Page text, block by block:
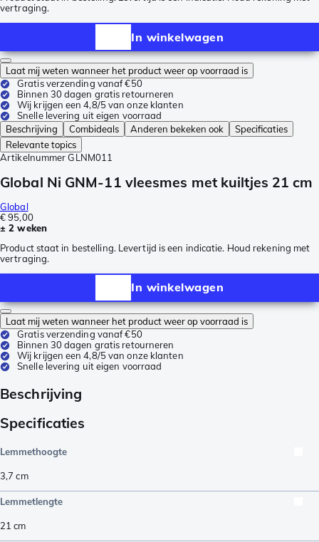
vertraging.
In winkelwagen
Laat mij weten wanneer het product weer op voorraad is
Gratis verzending vanaf €50
Binnen 30 dagen gratis retourneren
Wij krijgen een 4,8/5 van onze klanten
Snelle levering uit eigen voorraad
Beschrijving
Combideals Anderen bekeken ook
Specificaties
Relevante topics
Artikelnummer GLNM011
Global Ni GNM-11 vleesmes met kuiltjes 21 cm
Global
€ 95,00
± 2 weken
Product staat in bestelling. Levertijd is een indicatie. Houd rekening met
vertraging.
In winkelwagen
Laat mij weten wanneer het product weer op voorraad is
Gratis verzending vanaf €50
Binnen 30 dagen gratis retourneren
Wij krijgen een 4,8/5 van onze klanten
Snelle levering uit eigen voorraad
Beschrijving
Specificaties
Lemmethoogte
3,7 cm
Lemmetlengte
21 cm